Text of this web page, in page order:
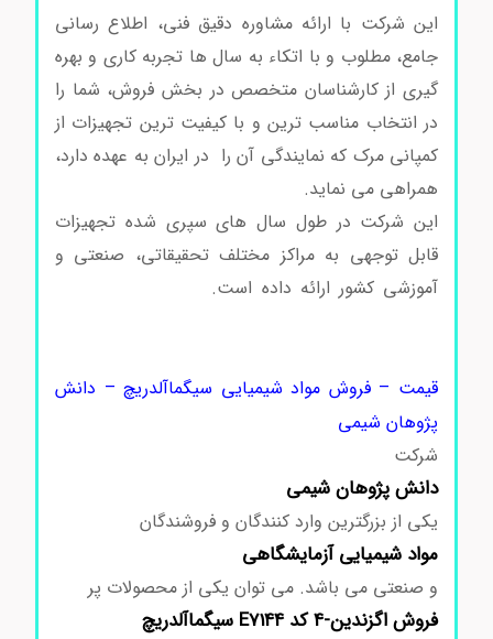
این شرکت با ارائه مشاوره دقیق فنی، اطلاع رسانی
جامع، مطلوب و با اتکاء به سال ها تجربه کاری و بهره
گیری از کارشناسان متخصص در بخش فروش، شما را
در انتخاب مناسب ترین و با کیفیت ترین تجهیزات از
کمپانی مرک که نمایندگی آن را در ایران به عهده دارد،
همراهی می نماید.اگزندین-4 کد E7144
این شرکت در طول سال ‌های سپری شده تجهیزات
قابل توجهی به مراکز مختلف تحقیقاتی، صنعتی و
آموزشی کشور ارائه داده است.
قیمت – فروش مواد شیمیایی سیگماآلدریچ – دانش
پژوهان شیمی
شرکت
دانش پژوهان شیمی
یکی از بزرگترین وارد کنندگان و فروشندگان
مواد شیمیایی آزمایشگاهی
و صنعتی می باشد. می توان یکی از محصولات پر
فروش اگزندین-4 کد E7144 سیگماآلدریچ